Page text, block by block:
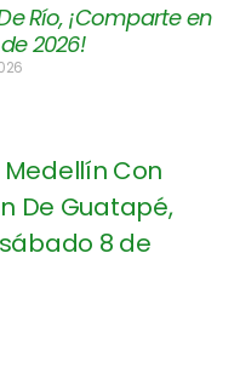
Río, ¡Comparte en
2026!